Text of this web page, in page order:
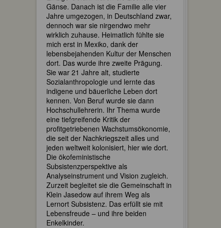
Gänse. Danach ist die Familie alle vier
Jahre umgezogen, in Deutschland zwar,
dennoch war sie nirgendwo mehr
wirklich zuhause. Heimatlich fühlte sie
mich erst in Mexiko, dank der
lebensbejahenden Kultur der Menschen
dort. Das wurde ihre zweite Prägung.
Sie war 21 Jahre alt, studierte
Sozialanthropologie und lernte das
indigene und bäuerliche Leben dort
kennen. Von Beruf wurde sie dann
Hochschullehrerin. Ihr Thema wurde
eine tiefgreifende Kritik der
profitgetriebenen Wachstumsökonomie,
die seit der Nachkriegszeit alles und
jeden weltweit kolonisiert, hier wie dort.
Die ökofeministische
Subsistenzperspektive als
Analyseinstrument und Vision zugleich.
Zurzeit begleitet sie die Gemeinschaft in
Klein Jasedow auf ihrem Weg als
Lernort Subsistenz. Das erfüllt sie mit
Lebensfreude – und ihre beiden
Enkelkinder.